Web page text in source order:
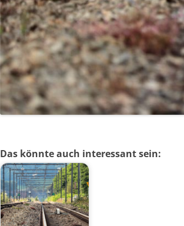
Das könnte auch interessant sein: